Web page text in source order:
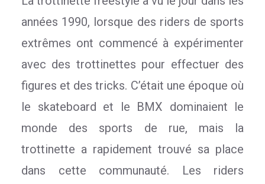
années 1990, lorsque des riders de sports
extrêmes ont commencé à expérimenter
avec des trottinettes pour effectuer des
figures et des tricks. C’était une époque où
le skateboard et le BMX dominaient le
monde des sports de rue, mais la
trottinette a rapidement trouvé sa place
dans cette communauté. Les riders